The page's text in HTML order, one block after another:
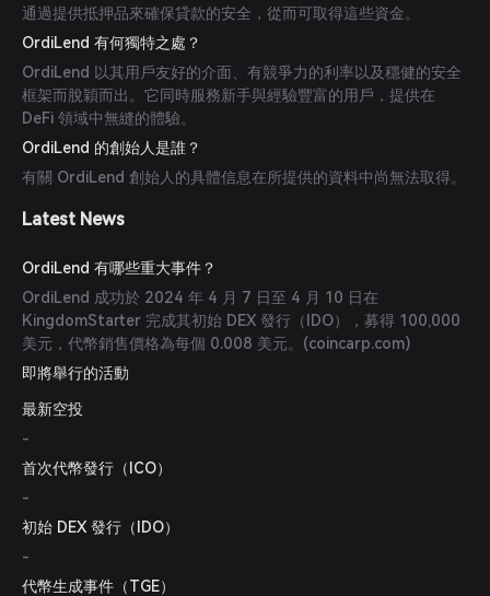
通過提供抵押品來確保貸款的安全，從而可取得這些資金。
OrdiLend 有何獨特之處？
OrdiLend 以其用戶友好的介面、有競爭力的利率以及穩健的安全
框架而脫穎而出。它同時服務新手與經驗豐富的用戶，提供在
DeFi 領域中無縫的體驗。
OrdiLend 的創始人是誰？
有關 OrdiLend 創始人的具體信息在所提供的資料中尚無法取得。
Latest News
OrdiLend 有哪些重大事件？
OrdiLend 成功於 2024 年 4 月 7 日至 4 月 10 日在
KingdomStarter 完成其初始 DEX 發行（IDO），募得 100,000
美元，代幣銷售價格為每個 0.008 美元。(coincarp.com)
即將舉行的活動
最新空投
-
首次代幣發行（ICO）
-
初始 DEX 發行（IDO）
-
代幣生成事件（TGE）